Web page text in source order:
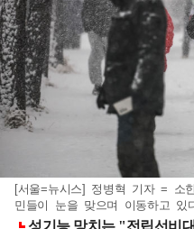
[서울=뉴시스] 정병혁 기자 = 소
민들이 눈을 맞으며 이동하고 있